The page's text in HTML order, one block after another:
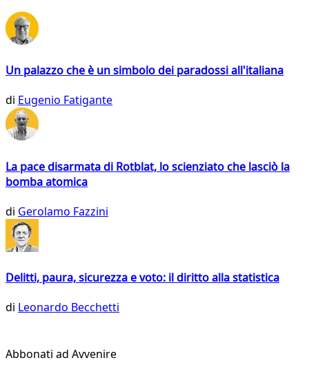
Un palazzo che è un simbolo dei paradossi all'italiana
di Eugenio Fatigante
La pace disarmata di Rotblat, lo scienziato che lasciò la
bomba atomica
di Gerolamo Fazzini
Delitti, paura, sicurezza e voto: il diritto alla statistica
di Leonardo Becchetti
Abbonati ad Avvenire